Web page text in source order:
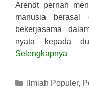
Arendt pernah
manusia berasal
bekerjasama
nyata kepada
Selengkapnya
Kategori
Ilmiah Populer,